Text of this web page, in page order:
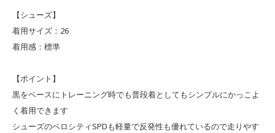
【シューズ】
着用サイズ：26
着用感：標準
【ポイント】
黒をベースにトレーニング時でも普段着としてもシンプルにかっこよ
く着用できます
シューズのベロシティSPDも軽量で反発性も優れているので走りやす